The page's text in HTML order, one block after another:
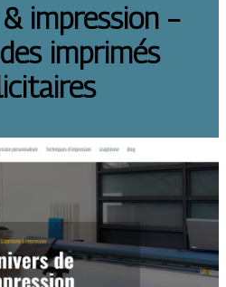
impression –
imprimés